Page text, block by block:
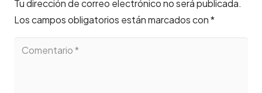
Tu dirección de correo electrónico no será publicada.
Los campos obligatorios están marcados con*